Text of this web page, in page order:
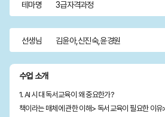
테마명 3급자격과정
선생님 김윤아,신진숙,윤경원
수업 소개
1. AI 시대 독서교육이 왜 중요한가?
책이라는 매체에 관한 이해> 독서교육이 필요한 이